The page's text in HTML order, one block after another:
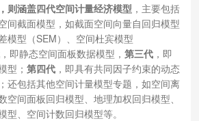
则涵盖四代空间计量经济模型 ，主要包括
间截面模型，如截面空间向量自回归模型
模型（SEM）、空间杜宾模型
，即静态空间面板数据模型， 第三代 ，即
型； 第四代 ，即具有共同因子约束的动态
还包括其他空间计量模型专题，如空间离
空间面板回归模型、地理加权回归模型、
型、空间计数回归模型等。